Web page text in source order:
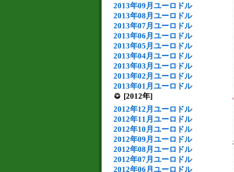
2013年09月ユーロドル
2013年08月ユーロドル
2013年07月ユーロドル
2013年06月ユーロドル
2013年05月ユーロドル
2013年04月ユーロドル
2013年03月ユーロドル
2013年02月ユーロドル
2013年01月ユーロドル
[2012年]
2012年12月ユーロドル
2012年11月ユーロドル
2012年10月ユーロドル
2012年09月ユーロドル
2012年08月ユーロドル
2012年07月ユーロドル
2012年06月ユーロドル